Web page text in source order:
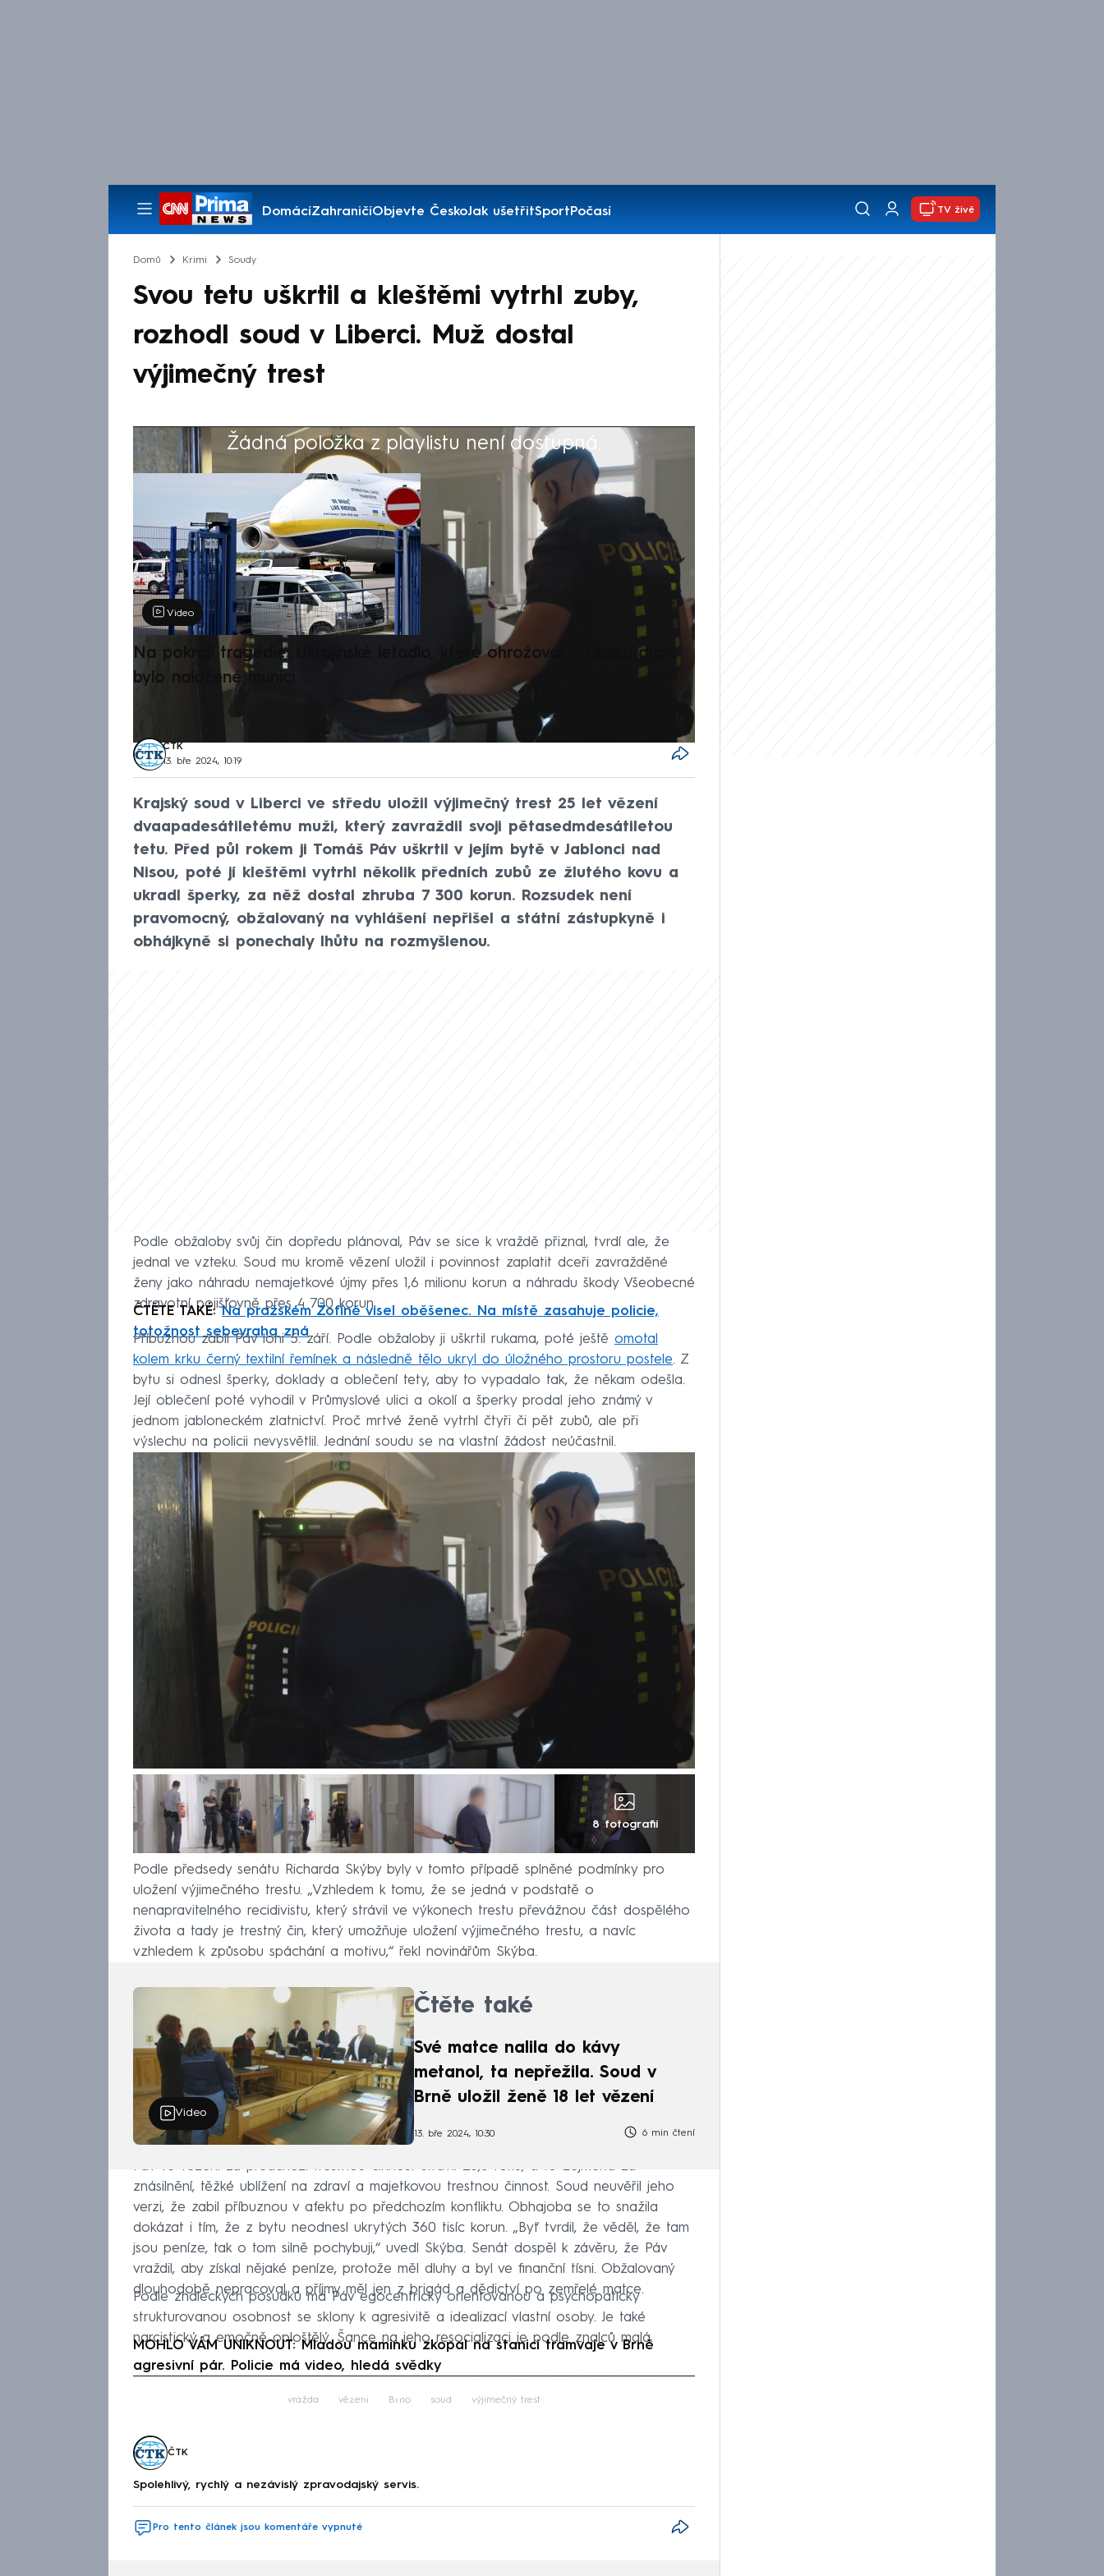
DomácíZahraničíObjevte ČeskoJak ušetřitSportPočasí
Pořady
TV živě
Domů Krimi Soudy
Svou tetu uškrtil a kleštěmi vytrhl zuby,
rozhodl soud v Liberci. Muž dostal
výjimečný trest
Žádná položka z playlistu není dostupná.
Výběr redakce
Video
Na pokraji tragédie: Ukrajinské letadlo, které ohrožoval v Lipsku dron,
bylo naložené municí
ČTK
13. bře 2024, 10:19
Krajský soud v Liberci ve středu uložil výjimečný trest 25 let vězení
dvaapadesátiletému muži, který zavraždil svoji pětasedmdesátiletou
tetu. Před půl rokem ji Tomáš Páv uškrtil v jejím bytě v Jablonci nad
Nisou, poté jí kleštěmi vytrhl několik předních zubů ze žlutého kovu a
ukradl šperky, za něž dostal zhruba 7 300 korun. Rozsudek není
pravomocný, obžalovaný na vyhlášení nepřišel a státní zástupkyně i
obhájkyně si ponechaly lhůtu na rozmyšlenou.
Podle obžaloby svůj čin dopředu plánoval, Páv se sice k vraždě přiznal, tvrdí ale, že
jednal ve vzteku. Soud mu kromě vězení uložil i povinnost zaplatit dceři zavražděné
ženy jako náhradu nemajetkové újmy přes 1,6 milionu korun a náhradu škody Všeobecné
zdravotní pojišťovně přes 4 700 korun.
ČTĚTE TAKÉ:Na pražském Žofíně visel oběšenec. Na místě zasahuje policie,
totožnost sebevraha zná
Příbuznou zabil Páv loni 5. září. Podle obžaloby ji uškrtil rukama, poté ještě omotal
kolem krku černý textilní řemínek a následně tělo ukryl do úložného prostoru postele. Z
bytu si odnesl šperky, doklady a oblečení tety, aby to vypadalo tak, že někam odešla.
Její oblečení poté vyhodil v Průmyslové ulici a okolí a šperky prodal jeho známý v
jednom jabloneckém zlatnictví. Proč mrtvé ženě vytrhl čtyři či pět zubů, ale při
výslechu na policii nevysvětlil. Jednání soudu se na vlastní žádost neúčastnil.
8 fotografií
Podle předsedy senátu Richarda Skýby byly v tomto případě splněné podmínky pro
uložení výjimečného trestu. „Vzhledem k tomu, že se jedná v podstatě o
nenapravitelného recidivistu, který strávil ve výkonech trestu převážnou část dospělého
života a tady je trestný čin, který umožňuje uložení výjimečného trestu, a navíc
vzhledem k způsobu spáchání a motivu,“ řekl novinářům Skýba.
Video
Čtěte také
Své matce nalila do kávy
metanol, ta nepřežila. Soud v
Brně uložil ženě 18 let vězení
13. bře 2024, 10:30 6 min čtení
Páv ve vězení za předchozí trestnou činnost strávil 28,5 roku, a to zejména za
znásilnění, těžké ublížení na zdraví a majetkovou trestnou činnost. Soud neuvěřil jeho
verzi, že zabil příbuznou v afektu po předchozím konfliktu. Obhajoba se to snažila
dokázat i tím, že z bytu neodnesl ukrytých 360 tisíc korun. „Byť tvrdil, že věděl, že tam
jsou peníze, tak o tom silně pochybuji,“ uvedl Skýba. Senát dospěl k závěru, že Páv
vraždil, aby získal nějaké peníze, protože měl dluhy a byl ve finanční tísni. Obžalovaný
dlouhodobě nepracoval a příjmy měl jen z brigád a dědictví po zemřelé matce.
Podle znaleckých posudků má Páv egocentricky orientovanou a psychopaticky
strukturovanou osobnost se sklony k agresivitě a idealizací vlastní osoby. Je také
narcistický a emočně oploštělý. Šance na jeho resocializaci je podle znalců malá.
MOHLO VÁM UNIKNOUT: Mladou maminku zkopal na stanici tramvaje v Brně
agresivní pár. Policie má video, hledá svědky
Failed to fetch
vražda vězení Brno soud výjimečný trest
ČTK
Spolehlivý, rychlý a nezávislý zpravodajský servis.
Pro tento článek jsou komentáře vypnuté